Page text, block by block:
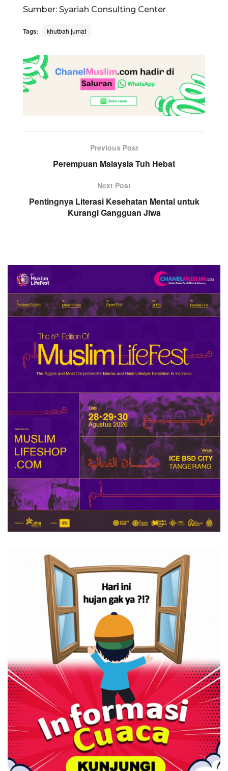
Sumber: Syariah Consulting Center
Tags: khutbah jumat
Previous Post
Perempuan Malaysia Tuh Hebat
Next Post
Pentingnya Literasi Kesehatan Mental untuk
Kurangi Gangguan Jiwa